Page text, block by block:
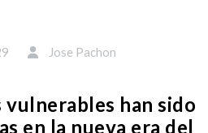
Jose Pachon
vulnerables han sido
en la nueva era del